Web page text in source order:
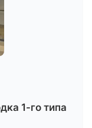
1-го типа